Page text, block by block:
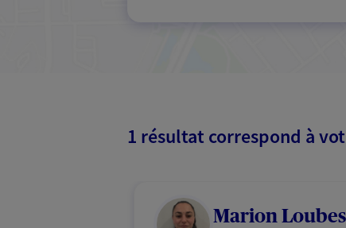
1 résultat correspond à
Marion Loubes